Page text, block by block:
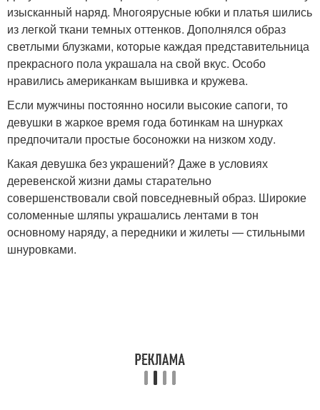
изысканный наряд. Многоярусные юбки и платья шились
из легкой ткани темных оттенков. Дополнялся образ
светлыми блузками, которые каждая представительница
прекрасного пола украшала на свой вкус. Особо
нравились американкам вышивка и кружева.
Если мужчины постоянно носили высокие сапоги, то
девушки в жаркое время года ботинкам на шнурках
предпочитали простые босоножки на низком ходу.
Какая девушка без украшений? Даже в условиях
деревенской жизни дамы старательно
совершенствовали свой повседневный образ. Широкие
соломенные шляпы украшались лентами в тон
основному наряду, а передники и жилеты — стильными
шнуровками.